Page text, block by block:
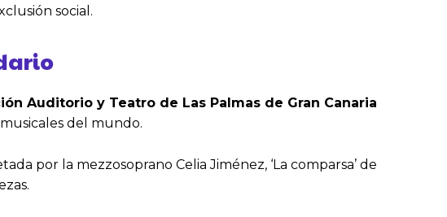
social.
Auditorio y Teatro de Las Palmas de Gran Canaria
del mundo.
por la mezzosoprano Celia Jiménez, ‘La comparsa’ de